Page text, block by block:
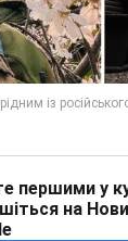
першими у
на